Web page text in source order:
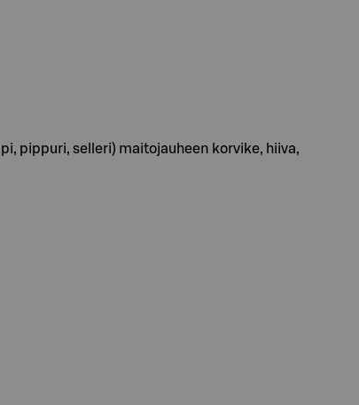
pippuri, selleri) maitojauheen korvike, hiiva,